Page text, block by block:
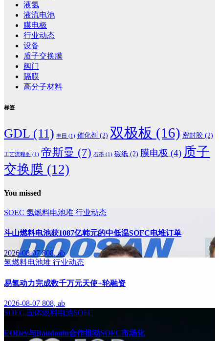
液氢
液流电池
膜电极
行业动态
设备
质子交换膜
阀门
隔膜
高分子材料
标签
GDL (11) 丰田 (1) 催化剂 (2) 双极板 (16) 密封胶 (2)
工艺流程图 (1) 帝斯曼 (7) 石墨 (1) 碳纸 (2) 膜电极 (4) 质子
交换膜 (12)
You missed
SOEC 氢燃料电池堆 行业动态
斗山燃料电池获1087亿韩元的中低温SOFC电堆订单
2026-08-07808, ab
氢燃料电池堆 行业动态
易氢动力完成数千万元天使+轮融资
2026-08-07 808, ab
SOEC 固体燃料电池SOFC
EODev与Baudouin合作推动SOFC市场化